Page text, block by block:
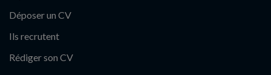
Déposer un CV
Ils recrutent
Rédiger son CV